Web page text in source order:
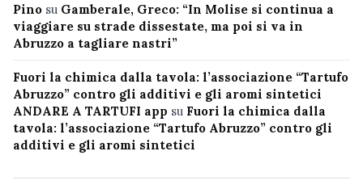
Pino su Gamberale, Greco: “In Molise si continua a
viaggiare su strade dissestate, ma poi si va in
Abruzzo a tagliare nastri”
Fuori la chimica dalla tavola: l’associazione “Tartufo
Abruzzo” contro gli additivi e gli aromi sintetici
ANDARE A TARTUFI app su Fuori la chimica dalla
tavola: l’associazione “Tartufo Abruzzo” contro gli
additivi e gli aromi sintetici